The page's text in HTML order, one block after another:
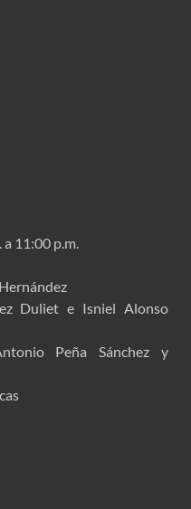
11:00 p.m.
Duliet e Isniel Alonso
Peña Sánchez y